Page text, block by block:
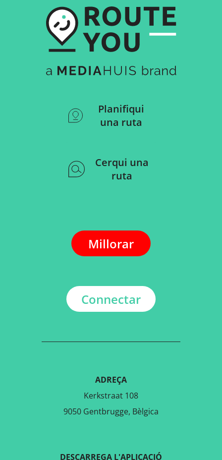
Planifiqui
una ruta
Cerqui una
ruta
Millorar
Connectar
ADREÇA
Kerkstraat 108
9050 Gentbrugge, Bèlgica
DESCARREGA L'APLICACIÓ